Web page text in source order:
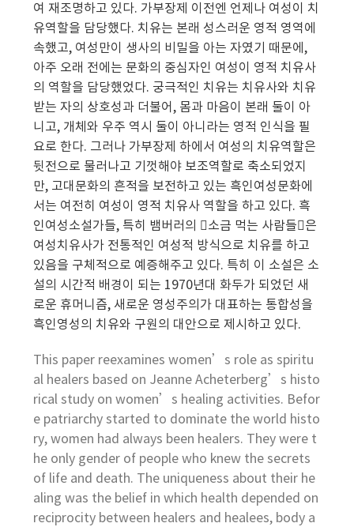
여 재조명하고 있다. 가부장제 이전엔 언제나 여성이 치
유역할을 담당했다. 치유는 본래 성스러운 영적 영역에
속했고, 여성만이 생사의 비밀을 아는 자였기 때문에,
아주 오래 전에는 문화의 중심자인 여성이 영적 치유사
의 역할을 담당했었다. 궁극적인 치유는 치유사와 치유
받는 자의 상호성과 더불어, 몸과 마음이 본래 둘이 아
니고, 개체와 우주 역시 둘이 아니라는 영적 인식을 필
요로 한다. 그러나 가부장제 하에서 여성의 치유역할은
뒷전으로 물러나고 기껏해야 보조역할로 축소되었지
만, 고대문화의 흔적을 보전하고 있는 흑인여성문화에
서는 여전히 여성이 영적 치유사 역할을 하고 있다. 흑
인여성소설가들, 특히 뱀버러의 󰡔소금 먹는 사람들󰡕은
여성치유사가 전통적인 여성적 방식으로 치유를 하고
있음을 구체적으로 예증해주고 있다. 특히 이 소설은 소
설의 시간적 배경이 되는 1970년대 화두가 되었던 새
로운 휴머니즘, 새로운 영성주의가 대표하는 통합성을
흑인영성의 치유와 구원의 대안으로 제시하고 있다.
This paper reexamines women’s role as spiritu
al healers based on Jeanne Acheterberg’s histo
rical study on women’s healing activities. Befor
e patriarchy started to dominate the world histo
ry, women had always been healers. They were t
he only gender of people who knew the secrets
of life and death. The uniqueness about their he
aling was the belief in which health depended on
reciprocity between healers and healees, body a